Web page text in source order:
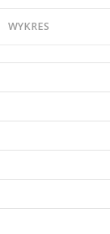
WYKRES